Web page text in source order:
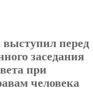
перед
заседания
при
человека